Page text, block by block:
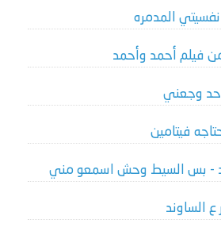
نفسيتي المدمره
فيلم أحمد وأحمد
حد وجعني
فيتامين
- بس السيط وحش اسمعو مني
الساوند